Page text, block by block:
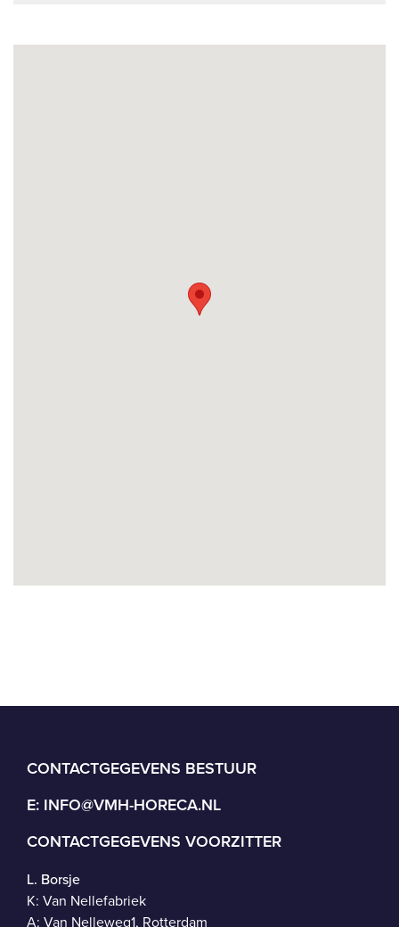
CONTACTGEGEVENS BESTUUR
E: INFO@VMH-HORECA.NL
CONTACTGEGEVENS VOORZITTER
L. Borsje
K: Van Nellefabriek
A: Van Nelleweg1, Rotterdam